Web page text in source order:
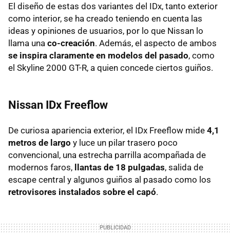
El diseño de estas dos variantes del IDx, tanto exterior
como interior, se ha creado teniendo en cuenta las
ideas y opiniones de usuarios, por lo que Nissan lo
llama una co-creación. Además, el aspecto de ambos
se inspira claramente en modelos del pasado, como
el Skyline 2000 GT-R, a quien concede ciertos guiños.
Nissan IDx Freeflow
De curiosa apariencia exterior, el IDx Freeflow mide 4,1
metros de largo y luce un pilar trasero poco
convencional, una estrecha parrilla acompañada de
modernos faros, llantas de 18 pulgadas, salida de
escape central y algunos guiños al pasado como los
retrovisores instalados sobre el capó.